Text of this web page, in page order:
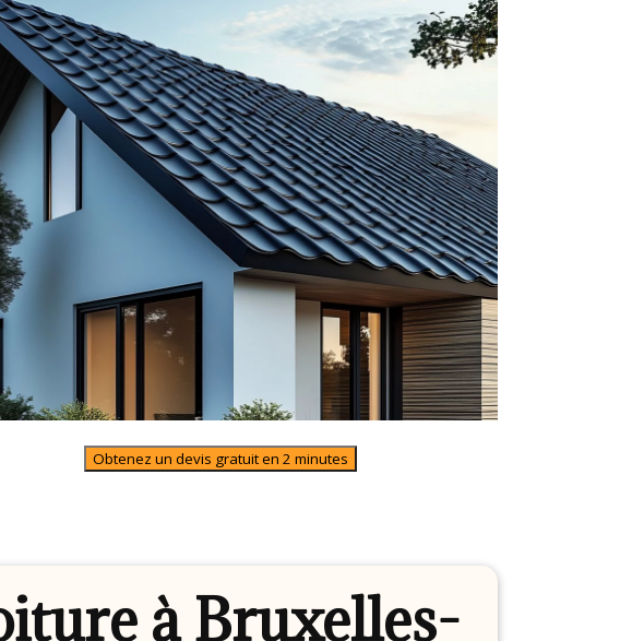
Obtenez un devis gratuit en 2 minutes
à Bruxelles-